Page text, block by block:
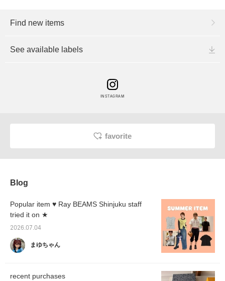
Find new items
See available labels
INSTAGRAM
favorite
Blog
Popular item ♥ Ray BEAMS Shinjuku staff
tried it on ★
2026.07.04
まゆちゃん
recent purchases